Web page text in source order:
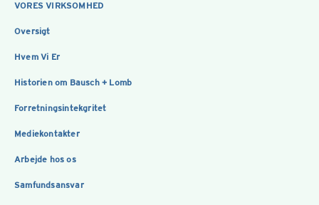
VORES VIRKSOMHED
Oversigt
Hvem Vi Er
Historien om Bausch + Lomb
Forretningsintekgritet
Mediekontakter
Arbejde hos os
Samfundsansvar